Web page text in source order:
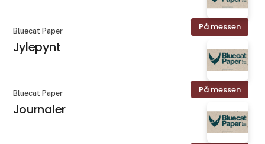
På messen
Bluecat Paper
Jylepynt
På messen
Bluecat Paper
Journaler